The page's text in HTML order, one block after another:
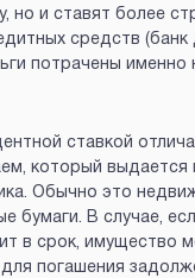
но и ставят более
средств
потрачены именно
ставкой
который выдается
Обычно это
бумаги. В случае,
в срок, имущество
погашения